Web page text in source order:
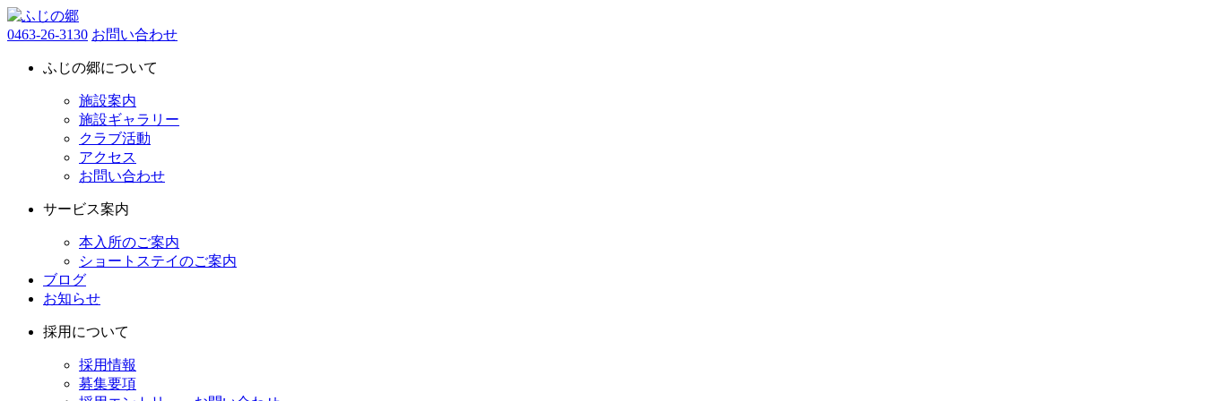
0463-26-3130 お問い合わせ
ふじの郷について
施設案内
施設ギャラリー
クラブ活動
アクセス
お問い合わせ
サービス案内
本入所のご案内
ショートステイのご案内
ブログ
お知らせ
採用について
採用情報
募集要項